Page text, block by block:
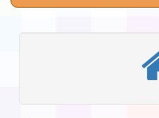
展演活
請一案
社團法
026
淨零綠